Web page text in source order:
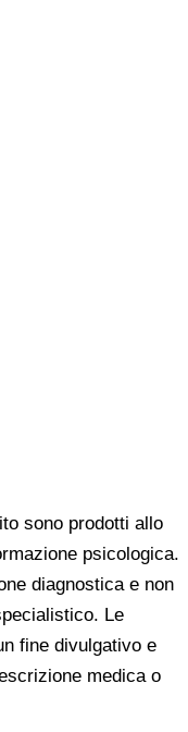
sono prodotti allo
psicologica.
diagnostica e non
Le
fine divulgativo e
medica o